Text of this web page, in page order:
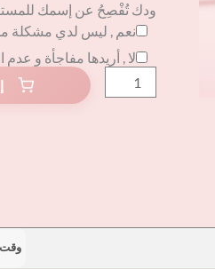
ودك تُفْصِحُ عن إسمك
نعم , ليس لدي مشكلة
لا , أريدها مفاجأة و عدم
وقت